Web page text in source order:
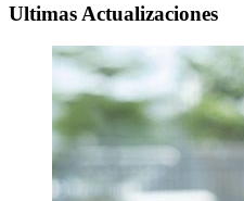
Ultimas Actualizaciones